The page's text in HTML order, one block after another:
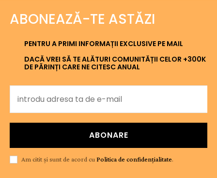
ABONEAZĂ-TE ASTĂZI
PENTRU A PRIMI INFORMAȚII EXCLUSIVE PE MAIL
DACĂ VREI SĂ TE ALĂTURI COMUNITĂȚII CELOR +300K
DE PĂRINȚI CARE NE CITESC ANUAL
ABONARE
Am citit și sunt de acord cuPolitica de confidențialitate.